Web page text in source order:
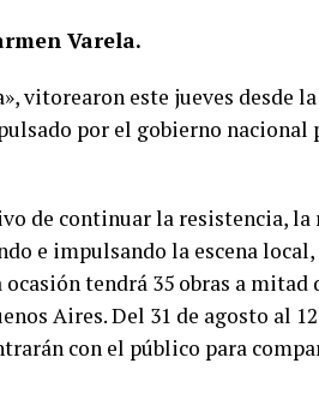
Varela.
vitorearon este jueves desde
por el gobierno
de continuar la resistencia, la
e impulsando la escena
tendrá 35 obras a
Aires. Del 31 de agosto al
con el público para